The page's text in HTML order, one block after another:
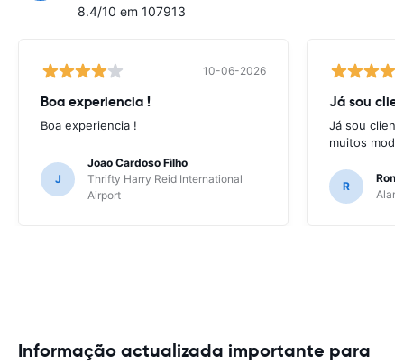
8.4/10 em 107913
10-06-2026
Boa experiencia !
Boa experiencia !
J
Joao Cardoso Filho
Thrifty Harry Reid International
Airport
Já sou
Já sou
muitos
R
Informação actualizada importante para